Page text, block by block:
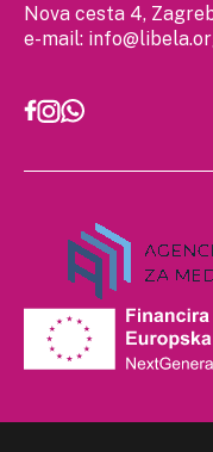
Nova cesta 4,
e-mail: